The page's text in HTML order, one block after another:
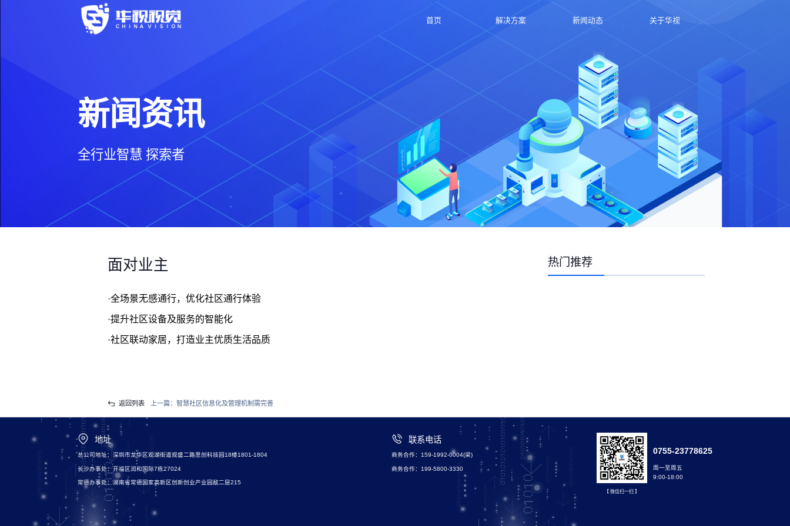
首页 解决方案 新闻动态 关于华视
新闻资讯
全行业智慧 探索者
面对业主
·全场景无感通行，优化社区通行体验
·提升社区设备及服务的智能化
·社区联动家居，打造业主优质生活品质
返回列表 上一篇： 智慧社区信息化及管理机制需完善
热门推荐
地址
总公司地址：深圳市龙华区观湖街道观盛二路思创科技园18楼1801-1804
长沙办事处：开福区润和国际7栋27024
常德办事处：湖南省常德国家高新区创新创业产业园敌二层215
联系电话
商务合作：159-1992-0004(梁)
商务合作：199-5800-3330
【 微信扫一扫 】
0755-23778625
周一至周五
9:00-18:00